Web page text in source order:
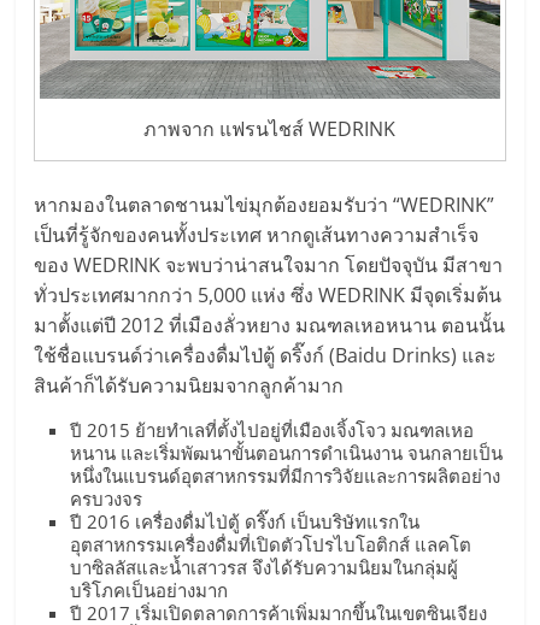
รน
ไชส์
ขาย
หน้า
บ้าน
ลงทุน
น้อย
คืน
ทุน
ภาพจาก แฟรนไชส์ WEDRINK
หากมองในตลาดชานมไข่มุกต้องยอมรับว่า “WEDRINK”
เป็นที่รู้จักของคนทั้งประเทศ หากดูเส้นทางความสำเร็จ
ของ WEDRINK จะพบว่าน่าสนใจมาก โดยปัจจุบัน มีสาขา
ทั่วประเทศมากกว่า 5,000 แห่ง ซึ่ง WEDRINK มีจุดเริ่มต้น
มาตั้งแต่ปี 2012 ที่เมืองลั่วหยาง มณฑลเหอหนาน ตอนนั้น
ใช้ชื่อแบรนด์ว่าเครื่องดื่มไป่ตู้ ดริ๊งก์ (Baidu Drinks) และ
สินค้าก็ได้รับความนิยมจากลูกค้ามาก
ปี 2015 ย้ายทำเลที่ตั้งไปอยู่ที่เมืองเจิ้งโจว มณฑลเหอ
หนาน และเริ่มพัฒนาขั้นตอนการดำเนินงาน จนกลายเป็น
หนึ่งในแบรนด์อุตสาหกรรมที่มีการวิจัยและการผลิตอย่าง
ครบวงจร
ปี 2016 เครื่องดื่มไป่ตู้ ดริ๊งก์ เป็นบริษัทแรกใน
อุตสาหกรรมเครื่องดื่มที่เปิดตัวโปรไบโอติกส์ แลคโต
บาซิลลัสและน้ำเสาวรส จึงได้รับความนิยมในกลุ่มผู้
บริโภคเป็นอย่างมาก
ปี 2017 เริ่มเปิดตลาดการค้าเพิ่มมากขึ้นในเขตซินเจียง